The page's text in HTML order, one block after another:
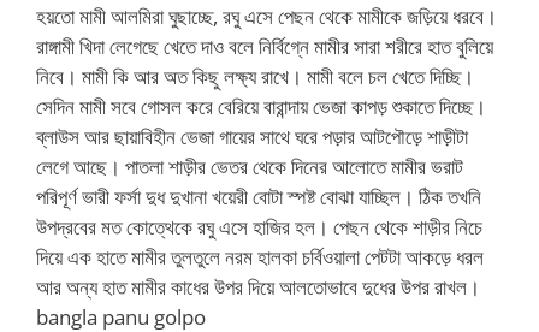
হয়তো মামী আলমিরা ঘুছাচ্ছে, রঘু এসে পেছন থেকে মামীকে জড়িয়ে ধরবে।
রাঙ্গামী খিদা লেগেছে খেতে দাও বলে নির্বিগ্নে মামীর সারা শরীরে হাত বুলিয়ে
নিবে। মামী কি আর অত কিছু লক্ষ্য রাখে। মামী বলে চল খেতে দিচ্ছি।
সেদিন মামী সবে গোসল করে বেরিয়ে বারান্দায় ভেজা কাপড় শুকাতে দিচ্ছে।
ব্লাউস আর ছায়াবিহীন ভেজা গায়ের সাথে ঘরে পড়ার আটপৌড়ে শাড়ীটা
লেগে আছে। পাতলা শাড়ীর ভেতর থেকে দিনের আলোতে মামীর ভরাট
পরিপূর্ণ ভারী ফর্সা দুধ দুখানা খয়েরী বোটা স্পষ্ট বোঝা যাচ্ছিল। ঠিক তখনি
উপদ্রবের মত কোত্থেকে রঘু এসে হাজির হল। পেছন থেকে শাড়ীর নিচে
দিয়ে এক হাতে মামীর তুলতুলে নরম হালকা চর্বিওয়ালা পেটটা আকড়ে ধরল
আর অন্য হাত মামীর কাধের উপর দিয়ে আলতোভাবে দুধের উপর রাখল।
bangla panu golpo